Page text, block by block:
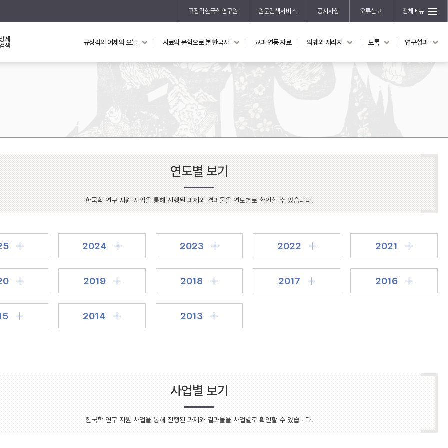
규장각한국학연구원 원문검색서비스 공지사항 오류신고 전체메뉴
교과 연동 자료 의궤와 지리지 도록 연구성과
신진학자 초청 연구교류 사업
규장각-솔벗 연구비 지원 사업
규장각-산기 연구비 지원 사업
연구논문
기획연구
홍재 한국학 펠로십 프로그램
상세
검색
동시에 포함된 자료를 검
”이 포함된 자료를 검색
정약용”이 나오지 않는 자
규장각의 어제와 오늘 사료와 문학으로 본 한국사 교과 연동 자료 의궤와 지리지 도록 연구성과
연도별 보기
한국학 연구 지원 사업을 통해 진행된 과제와 결과물을 연도별로 확인할 수 있습니다.
2024 2023 2022 2021
2019 2018 2017 2016
2014 2013
사업별 보기
한국학 연구 지원 사업을 통해 진행된 과제와 결과물을 사업별로 확인할 수 있습니다.